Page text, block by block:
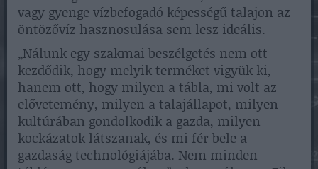
vagy gyenge vízbefogadó képességű talajon az
öntözővíz hasznosulása sem lesz ideális.
„Nálunk egy szakmai beszélgetés nem ott
kezdődik, hogy melyik terméket vigyük ki,
hanem ott, hogy milyen a tábla, mi volt az
elővetemény, milyen a talajállapot, milyen
kultúrában gondolkodik a gazda, milyen
kockázatok látszanak, és mi fér bele a
gazdaság technológiájába. Nem minden